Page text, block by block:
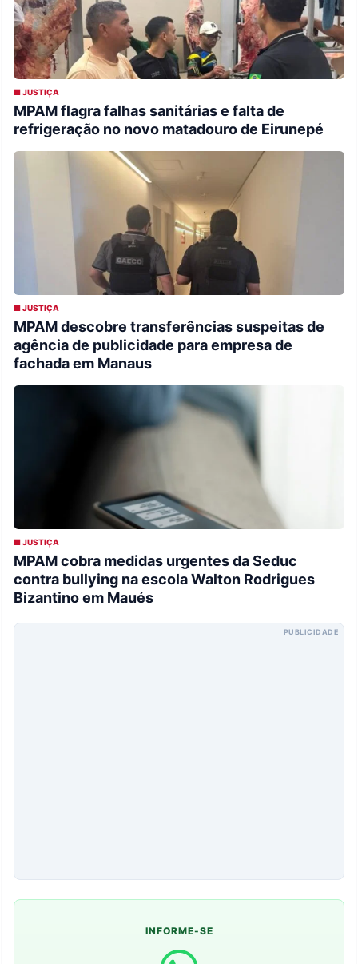
■ JUSTIÇA
MPAM flagra falhas sanitárias e falta de
refrigeração no novo matadouro de Eirunepé
■ JUSTIÇA
MPAM descobre transferências suspeitas de
agência de publicidade para empresa de
fachada em Manaus
■ JUSTIÇA
MPAM cobra medidas urgentes da Seduc
contra bullying na escola Walton Rodrigues
Bizantino em Maués
PUBLICIDADE
INFORME-SE